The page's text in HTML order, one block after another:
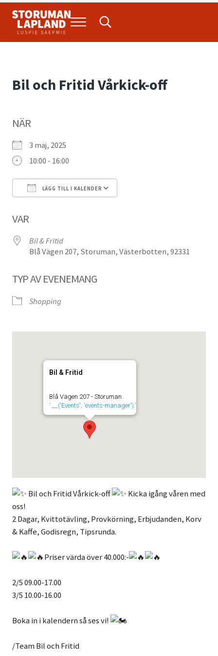
Storuman Lapland
Menu Search...
Bil och Fritid Vårkick-off
NÄR
3 maj, 2025
10:00 - 16:00
LÄGG TILL I KALENDER
VAR
Bil & Fritid
Blå Vägen 207, Storuman, Västerbotten, 92331
TYP AV EVENEMANG
Shopping
Bil & Fritid
Blå Vägen 207 - Storuman
'.__('Events', 'events-manager').'
Bil och Fritid Vårkick-off
Kicka igång våren med
oss!
2 Dagar, Kvittotävling, Provkörning, Erbjudanden, Korv
& Kaffe, Godisregn, Tipsrunda.
Priser värda över 40.000:-
2/5 09.00-17.00
3/5 10.00-16.00
Boka in i kalendern så ses vi!
/Team Bil och Fritid